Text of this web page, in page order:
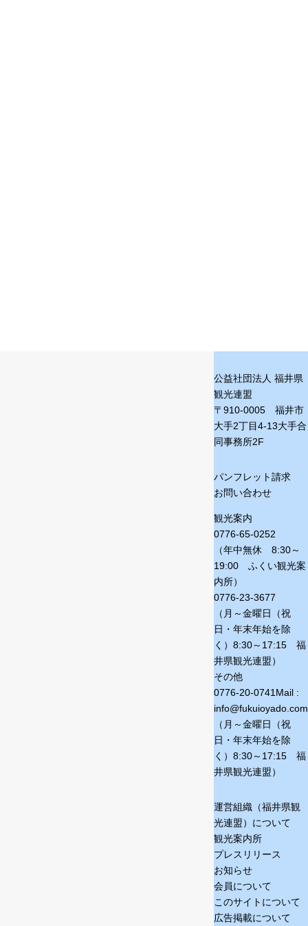
公益社団法人 福井県
観光連盟
〒910-0005 福井市
大手2丁目4-13大手合
同事務所2F
パンフレット請求
お問い合わせ
観光案内
0776-65-0252
（年中無休 8:30～
19:00 ふくい観光案
内所）
0776-23-3677
（月～金曜日（祝
日・年末年始を除
く） 8:30～17:15 福
井県観光連盟）
その他
0776-20-0741 Mail :
info@fukuioyado.com
（月～金曜日（祝
日・年末年始を除
く） 8:30～17:15 福
井県観光連盟）
運営組織（福井県観
光連盟）について
観光案内所
プレスリリース
お知らせ
会員について
このサイトについて
広告掲載について